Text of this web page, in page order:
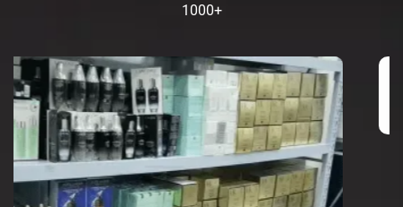
1000+
Penjualan Grosir Kosmetik